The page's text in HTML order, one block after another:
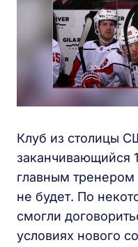
Клуб из столицы
заканчивающийся
главным
не будет. По
смогли
условиях нового